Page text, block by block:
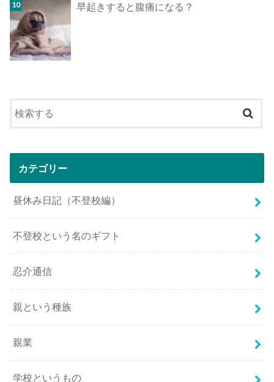
早起きすると腹痛になる？
カテゴリー
昼休み日記（不登校編）
不登校という名のギフト
忍介通信
親という種族
親業
学校というもの